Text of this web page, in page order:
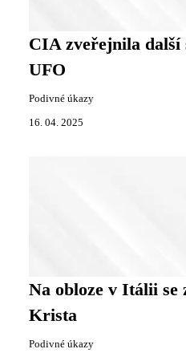
CIA zveřejnila
UFO
Podivné úkazy
16. 04. 2025
Na obloze v Itálii se
Krista
Podivné úkazy